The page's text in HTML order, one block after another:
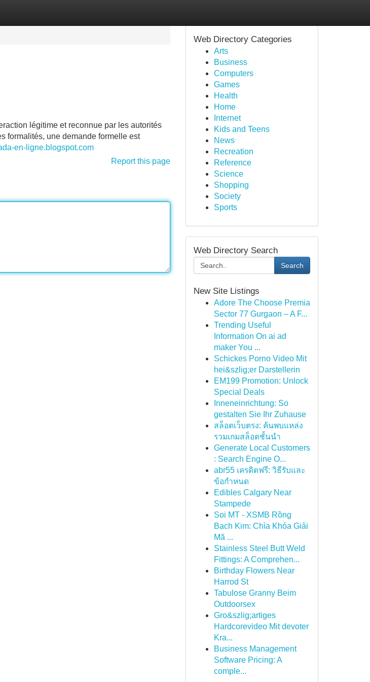
légitime et reconnue par les autorités
formalités, une demande formelle est
en-ligne.blogspot.com
Report this page
Web Directory Categories
Arts
Business
Computers
Games
Health
Home
Internet
Kids and Teens
News
Recreation
Reference
Science
Shopping
Society
Sports
Web Directory Search
Search
New Site Listings
Adore The Choose Premia
Sector 77 Gurgaon – A F...
Trending Useful
Information On ai ad
maker You ...
Schickes Porno Video Mit
hei&szlig;er Darstellerin
EM199 Promotion: Unlock
Special Deals
Inneneinrichtung: So
gestalten Sie Ihr Zuhause
สล็อตเว็บตรง: ค้นพบแหล่ง
รวมเกมสล็อตชั้นนำ
Generate Local Customers
: Search Engine O...
abr55 เครดิตฟรี: วิธีรับและ
ข้อกำหนด
Edibles Calgary Near
Stampede
Soi MT - XSMB Rồng
Bạch Kim: Chìa Khóa Giải
Mã ...
Stainless Steel Butt Weld
Fittings: A Comprehen...
Birthday Flowers Near
Harrod St
Tabulose Granny Beim
Outdoorsex
Gro&szlig;artiges
Hardcorevideo Mit devoter
Kra...
Business Management
Software Pricing: A
comple...